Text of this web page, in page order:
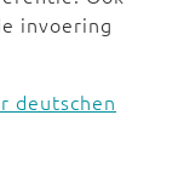
invoering
deutschen